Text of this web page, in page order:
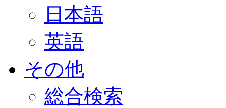
日本語
英語
その他
総合検索